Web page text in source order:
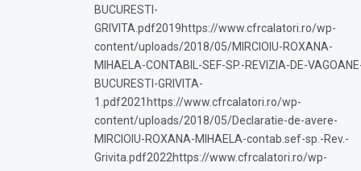
BUCURESTI-
GRIVITA.pdf2019https://www.cfrcalatori.ro/wp-
content/uploads/2018/05/MIRCIOIU-ROXANA-
MIHAELA-CONTABIL-SEF-SP.-REVIZIA-DE-
BUCURESTI-GRIVITA-
1.pdf2021https://www.cfrcalatori.ro/wp-
content/uploads/2018/05/Declaratie-de-avere-
MIRCIOIU-ROXANA-MIHAELA-contab.sef-sp.-Rev.-
Grivita.pdf2022https://www.cfrcalatori.ro/wp-